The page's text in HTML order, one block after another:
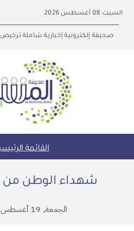
content
السبت 08 أغسطس 2026
صحيفة إلكترونية إخبارية شاملة ترخيص
القائمة
شهداء الوطن من
الجمعة, 19 أغسطس, 2016